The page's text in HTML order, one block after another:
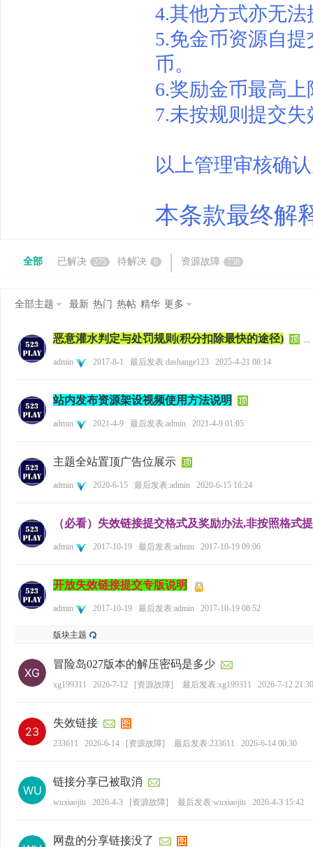
4.其他方式亦无
5.免金币资源自
币。
6.奖励金币最高
7.未按规则提交
以上管理审核确
本条款最终解
全部 已解决 275 待解决 6 资源故障 758
全部主题 最新 热门 热帖 精华 更多
恶意灌水判定与处罚规则(积分扣除最快的途径) ...
admin 2017-8-1 最后发表:dashange123 2025-4-21 08:14
站内发布资源架设视频使用方法说明
admin 2021-4-9 最后发表:admin 2021-4-9 01:05
主题全站置顶广告位展示
admin 2020-6-15 最后发表:admin 2020-6-15 16:24
（必看）失效链接提交格式及奖励办法,非按照格式
admin 2017-10-19 最后发表:admin 2017-10-19 09:06
开放失效链接提交专版说明
admin 2017-10-19 最后发表:admin 2017-10-19 08:52
版块主题
冒险岛027版本的解压密码是多少
xg199311 2026-7-12 [资源故障] 最后发表:xg199311 2026-7-12 21:30
失效链接
233611 2026-6-14 [资源故障] 最后发表:233611 2026-6-14 00:30
链接分享已被取消
wuxiaojiu 2026-4-3 [资源故障] 最后发表:wuxiaojiu 2026-4-3 15:42
网盘的分享链接没了